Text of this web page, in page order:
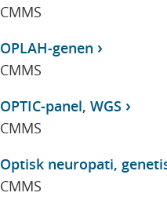
CMMS
OPLAH-genen
CMMS
OPTIC-panel, WGS
CMMS
Optisk neuropati,
CMMS